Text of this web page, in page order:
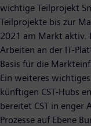
wichtige Teilprojekt
Teilprojekte bis zur
2021 am Markt aktiv.
Arbeiten an der IT-
Basis für die
Ein weiteres
künftigen CST-Hubs
bereitet CST in enger
Prozesse auf Ebene